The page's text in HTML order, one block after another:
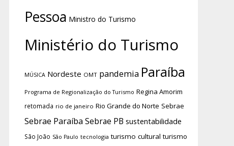
Pessoa Ministro do Turismo
Ministério do Turismo
MÚSICA Nordeste OMT pandemia Paraíba
Programa de Regionalização do Turismo Regina Amorim
retomada rio de janeiro Rio Grande do Norte Sebrae
Sebrae Paraíba Sebrae PB sustentabilidade
São João São Paulo tecnologia turismo cultural turismo